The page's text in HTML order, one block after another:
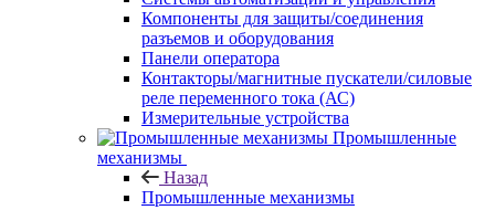
Компоненты для защиты/соединения
разъемов и оборудования
Панели оператора
Контакторы/магнитные пускатели/силовые
реле переменного тока (АС)
Измерительные устройства
Промышленные
механизмы
Назад
Промышленные механизмы